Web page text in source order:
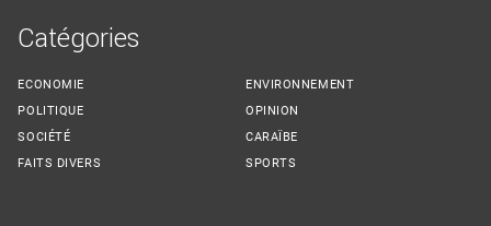
Catégories
ECONOMIE
POLITIQUE
SOCIÉTÉ
FAITS DIVERS
ENVIRONNEMENT
OPINION
CARAÏBE
SPORTS